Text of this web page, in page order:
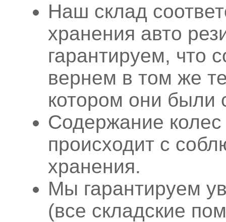
Наш склад
хранения авто
гарантируем, что
вернем в том же
котором они были
Содержание
происходит с
хранения.
Мы гарантируем
(все складские